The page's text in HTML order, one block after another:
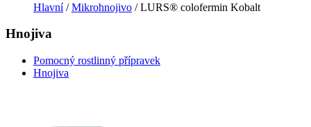
Hlavní/Mikrohnojivo / LURS® colofermin Kobalt
Hnojiva
Pomocný rostlinný přípravek
Hnojiva